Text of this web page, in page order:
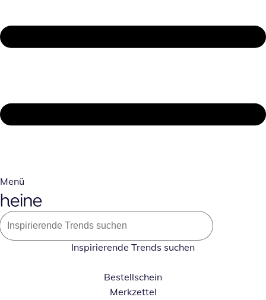
Menü
Inspirierende Trends suchen
Bestellschein
Merkzettel